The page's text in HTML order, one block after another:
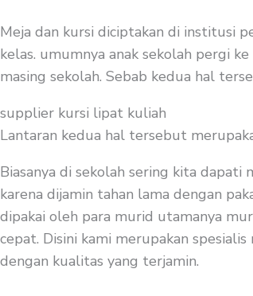
Meja dan kursi diciptakan di institusi
kelas. umumnya anak sekolah pergi
masing sekolah. Sebab kedua hal
supplier kursi lipat kuliah
Lantaran kedua hal tersebut
Biasanya di sekolah sering kita dapati
karena dijamin tahan lama dengan
dipakai oleh para murid utamanya
cepat. Disini kami merupakan
dengan kualitas yang terjamin.